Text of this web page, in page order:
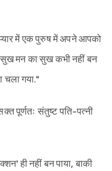
प्यार में एक पुरुष में अपने आपको
सुख मन का सुख कभी नहीं बन
चला गया."
पूर्णतः संतुष्ट पति-पत्नी
ही नहीं बन पाया, बाकी